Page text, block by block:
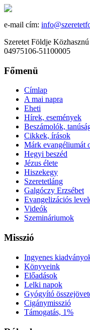
e-mail cím:
Szeretet Földje
04975106-51100005
Főmenü
Címlap
A mai napra
Eheti
Hírek, események
Beszámolók,
Cikkek, írások
Márk evangéliumát
Hegyi beszéd
Jézus élete
Hiszekegy
Szeretetláng
Galgóczy Erzsébet
Evangelizációs
Videók
Szemináriumok
Misszió
Ingyenes
Könyveink
Előadások
Lelki napok
Gyógyító
Cigánymisszió
Támogatás, 1%